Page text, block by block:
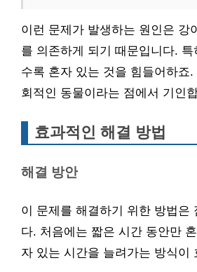
이런 문제가 발생하는 원인은 강
를 의존하게 되기 때문입니다. 특
수록 혼자 있는 것을 힘들어하죠
회적인 동물이라는 점에서 기인
효과적인 해결 방법
해결 방안
이 문제를 해결하기 위한 방법은
다. 처음에는 짧은 시간 동안만
자 있는 시간을 늘려가는 방식이